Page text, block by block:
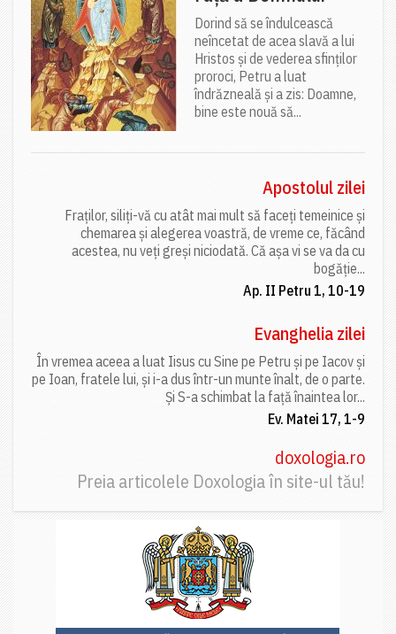
Dorind să se îndulcească
neîncetat de acea slavă a lui
Hristos și de vederea sfinților
proroci, Petru a luat
îndrăzneală și a zis: Doamne,
bine este nouă să...
Apostolul zilei
Fraților, siliți-vă cu atât mai mult să faceți temeinice și
chemarea și alegerea voastră, de vreme ce, făcând
acestea, nu veți greși niciodată. Că așa vi se va da cu
bogăție...
Ap. II Petru 1, 10-19
Evanghelia zilei
În vremea aceea a luat Iisus cu Sine pe Petru și pe Iacov și
pe Ioan, fratele lui, și i-a dus într-un munte înalt, de o parte.
Și S-a schimbat la față înaintea lor...
Ev. Matei 17, 1-9
doxologia.ro
Preia articolele Doxologia în site-ul tău!